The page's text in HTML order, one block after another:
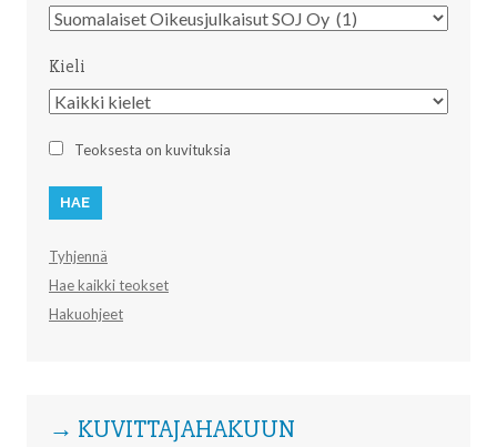
Kustantaja
Kieli
Kieli
Teoksesta on kuvituksia
Tyhjennä
Hae kaikki teokset
Hakuohjeet
→ KUVITTAJAHAKUUN